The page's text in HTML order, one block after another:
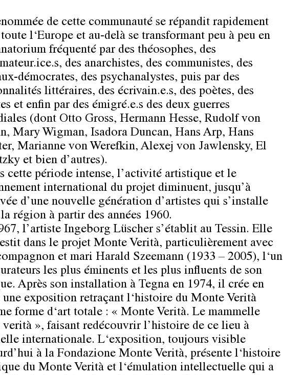
de cette communauté se répandit rapidement
l‘Europe et au-delà se transformant peu à peu en
fréquenté par des théosophes, des
des anarchistes, des communistes, des
démocrates, des psychanalystes, puis par des
littéraires, des écrivain.e.s, des poètes, des
et enfin par des émigré.e.s des deux guerres
(dont Otto Gross, Hermann Hesse, Rudolf von
Mary Wigman, Isadora Duncan, Hans Arp, Hans
Marianne von Werefkin, Alexej von Jawlensky, El
et bien d’autres).
cette période intense, l’activité artistique et le
international du projet diminuent, jusqu’à
d’une nouvelle génération d’artistes qui s’installe
la région à partir des années 1960.
l’artiste Ingeborg Lüscher s’établit au Tessin. Elle
dans le projet Monte Verità, particulièrement avec
et mari Harald Szeemann (1933 – 2005), l‘un
les plus éminents et les plus influents de son
Après son installation à Tegna en 1974, il crée en
une exposition retraçant l‘histoire du Monte Verità
forme d‘art totale : « Monte Verità. Le mammelle
verità », faisant redécouvrir l’histoire de ce lieu à
internationale. L‘exposition, toujours visible
à la Fondazione Monte Verità, présente l‘histoire
du Monte Verità et l‘émulation intellectuelle qui a